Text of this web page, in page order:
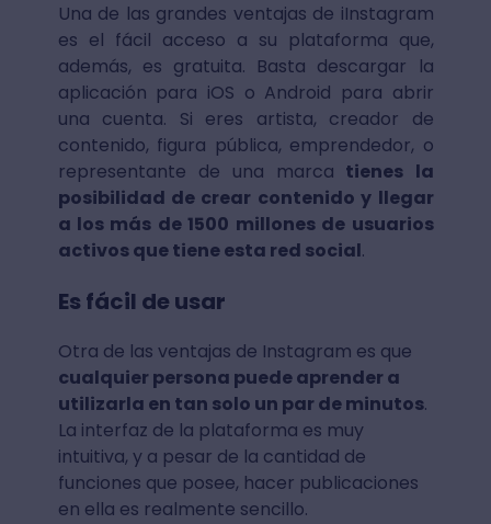
Una de las grandes ventajas de iInstagram
es el fácil acceso a su plataforma que,
además, es gratuita. Basta descargar la
aplicación para iOS o Android para abrir
una cuenta. Si eres artista, creador de
contenido, figura pública, emprendedor, o
representante de una marca tienes la
posibilidad de crear contenido y llegar
a los más de 1500 millones de usuarios
activos que tiene esta red social.
Es fácil de usar
Otra de las ventajas de Instagram es que
cualquier persona puede aprender a
utilizarla en tan solo un par de minutos.
La interfaz de la plataforma es muy
intuitiva, y a pesar de la cantidad de
funciones que posee, hacer publicaciones
en ella es realmente sencillo.